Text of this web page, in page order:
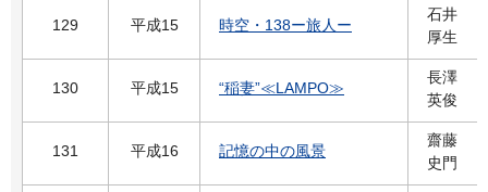
129 平成15 時空・138ー旅人ー
石井
厚生
130 平成15 “稲妻”≪LAMPO≫
長澤
英俊
131 平成16 記憶の中の風景
齋藤
史門